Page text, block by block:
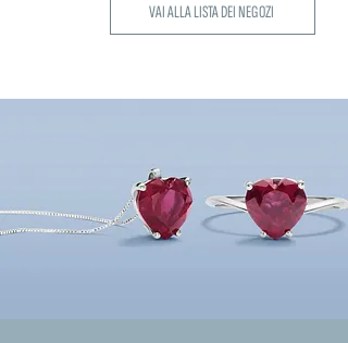
VAI ALLA LISTA DEI NEGOZI